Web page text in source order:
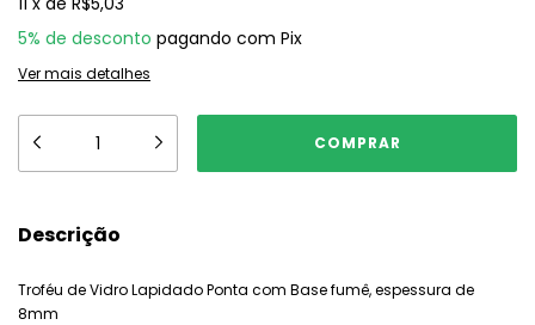
5% de desconto pagando com Pix
Ver mais detalhes
Descrição
Troféu de Vidro Lapidado Ponta com Base fumê, espessura de
8mm